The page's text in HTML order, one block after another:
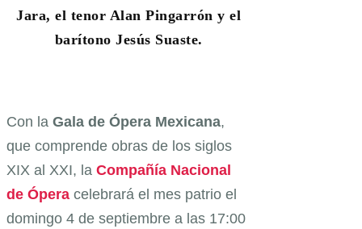
Jara, el tenor Alan Pingarrón y el
barítono Jesús Suaste.
Con la Gala de Ópera Mexicana,
que comprende obras de los siglos
XIX al XXI, la Compañía Nacional
de Ópera celebrará el mes patrio el
domingo 4 de septiembre a las 17:00